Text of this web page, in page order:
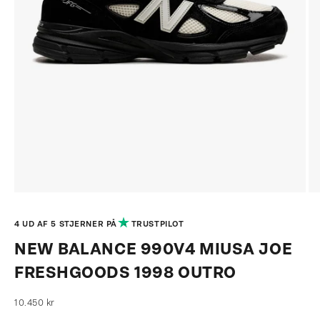
4 UD AF 5 STJERNER PÅ TRUSTPILOT
NEW BALANCE 990V4 MIUSA JOE
FRESHGOODS 1998 OUTRO
Salgspris
10.450 kr